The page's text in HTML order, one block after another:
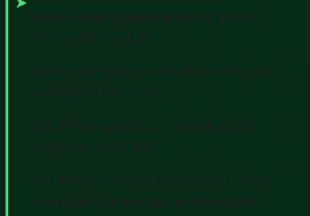
Giá CP A ở trạng thái bình thường: $100 = >
$110 => $105 => $130
Giá CP A khi đại dịch Covid 19 xuất hiện và rủi
ro tăng vọt: $130 => $40
Giá CP A khi nguy cơ dịch bệnh được giải
quyết dần: $40 => $80
Giá CP A khi chính sách bơm tiền hỗ trợ kinh
tế và người dân được đưa ra: $80 => $290